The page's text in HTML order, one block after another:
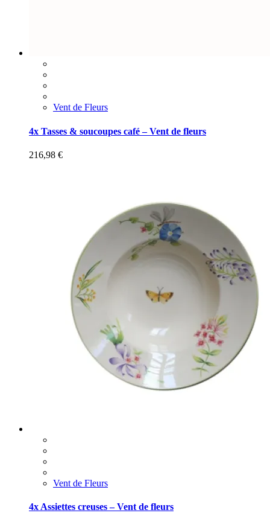
Vent de Fleurs
4x Tasses & soucoupes café – Vent de fleurs
216,98 €
Vent de Fleurs
4x Assiettes creuses – Vent de fleurs